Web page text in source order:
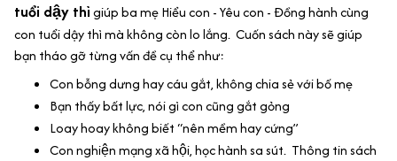
tuổi dậy thìgiúp ba mẹ Hiểu con - Yêu con - Đồng hành cùng
con tuổi dậy thì mà không còn lo lắng. Cuốn sách này sẽ giúp
bạn tháo gỡ từng vấn đề cụ thể như:
Con bỗng dưng hay cáu gắt, không chia sẻ với bố mẹ
Bạn thấy bất lực, nói gì con cũng gắt gỏng
Loay hoay không biết “nên mềm hay cứng”
Con nghiện mạng xã hội, học hành sa sút. Thông tin sách